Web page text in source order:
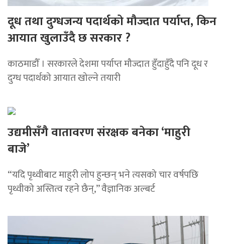
दूध तथा दुग्धजन्य पदार्थको मौज्दात पर्याप्त, किन
आयात खुलाउँदै छ सरकार ?
काठमाडौँ । सरकारले देशमा पर्याप्त मौज्दात हुँदाहुँदै पनि दूध र
दुग्ध पदार्थको आयात खोल्ने तयारी
उद्यमीसँगै वातावरण संरक्षक बनेका ‘माहुरी
बाजे’
“यदि पृथ्वीबाट माहुरी लोप हुन्छन् भने त्यसको चार वर्षपछि
पृथ्वीको अस्तित्व रहने छैन्,” वैज्ञानिक अल्बर्ट